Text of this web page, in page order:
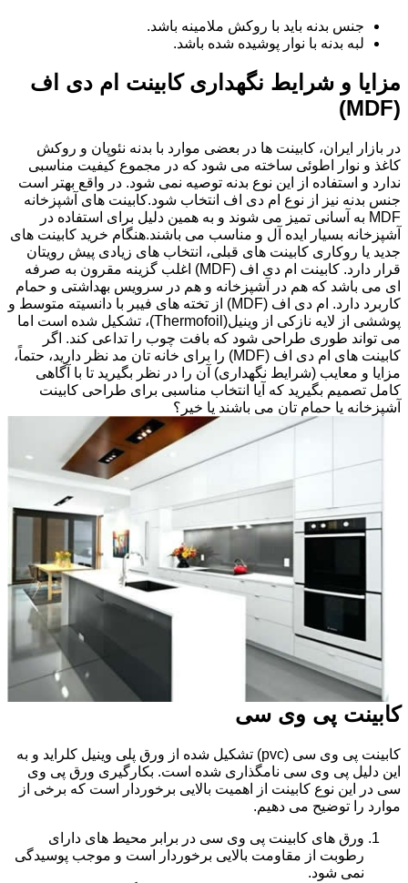
جنس بدنه باید با روکش ملامینه باشد.
لبه بدنه با نوار پوشیده شده باشد.
مزایا و شرایط نگهداری کابینت ام دی اف
(MDF)
در بازار ایران، کابینت ها در بعضی موارد با بدنه نئوپان و روکش
کاغذ و نوار اطوئی ساخته می شود که در مجموع کیفیت مناسبی
ندارد و استفاده از این نوع بدنه توصیه نمی شود. در واقع بهتر است
جنس بدنه نیز از نوع ام دی اف انتخاب شود.کابینت های آشپزخانه
MDF به آسانی تمیز می شوند و به همین دلیل برای استفاده در
آشپزخانه بسیار ایده آل و مناسب می باشند.هنگام خرید کابینت های
جدید یا روکاری کابینت های قبلی، انتخاب های زیادی پیش رویتان
قرار دارد. کابینت ام دی اف (MDF) اغلب گزینه مقرون به صرفه
ای می باشد که هم در آشپزخانه و هم در سرویس بهداشتی و حمام
کاربرد دارد. ام دی اف (MDF) از تخته های فیبر با دانسیته متوسط و
پوششی از لایه نازکی از وینیل(Thermofoil)، تشکیل شده است اما
می تواند طوری طراحی شود که بافت چوب را تداعی کند. اگر
کابینت های ام دی اف (MDF) را برای خانه تان مد نظر دارید، حتماً،
مزایا و معایب (شرایط نگهداری) آن را در نظر بگیرید تا با آگاهی
کامل تصمیم بگیرید که آیا انتخاب مناسبی برای طراحی کابینت
آشپزخانه یا حمام تان می باشند یا خیر؟
کابینت پی وی سی
کابینت پی وی سی (pvc) تشکیل شده از ورق پلی وینیل کلراید و به
این دلیل پی وی سی نامگذاری شده است. بکارگیری ورق پی وی
سی در این نوع کابینت از اهمیت بالایی برخوردار است که برخی از
موارد را توضیح می دهیم.
ورق های کابینت پی وی سی در برابر محیط های دارای
رطوبت از مقاومت بالایی برخوردار است و موجب پوسیدگی
نمی شود.